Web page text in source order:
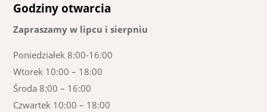
Godziny otwarcia
Zapraszamy w lipcu i sierpniu
Poniedziałek 8:00-16:00
Wtorek 10:00 – 18:00
Środa 8:00 – 16:00
Czwartek 10:00 – 18:00